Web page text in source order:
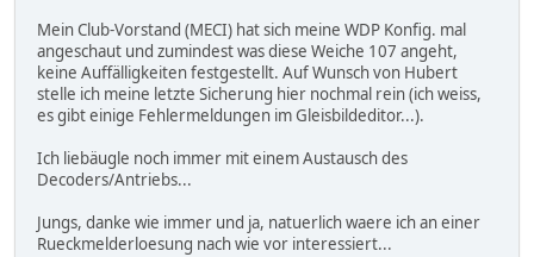
Mein Club-Vorstand (MECI) hat sich meine WDP Konfig. mal
angeschaut und zumindest was diese Weiche 107 angeht,
keine Auffälligkeiten festgestellt. Auf Wunsch von Hubert
stelle ich meine letzte Sicherung hier nochmal rein (ich weiss,
es gibt einige Fehlermeldungen im Gleisbildeditor...).
Ich liebäugle noch immer mit einem Austausch des
Decoders/Antriebs...
Jungs, danke wie immer und ja, natuerlich waere ich an einer
Rueckmelderloesung nach wie vor interessiert...